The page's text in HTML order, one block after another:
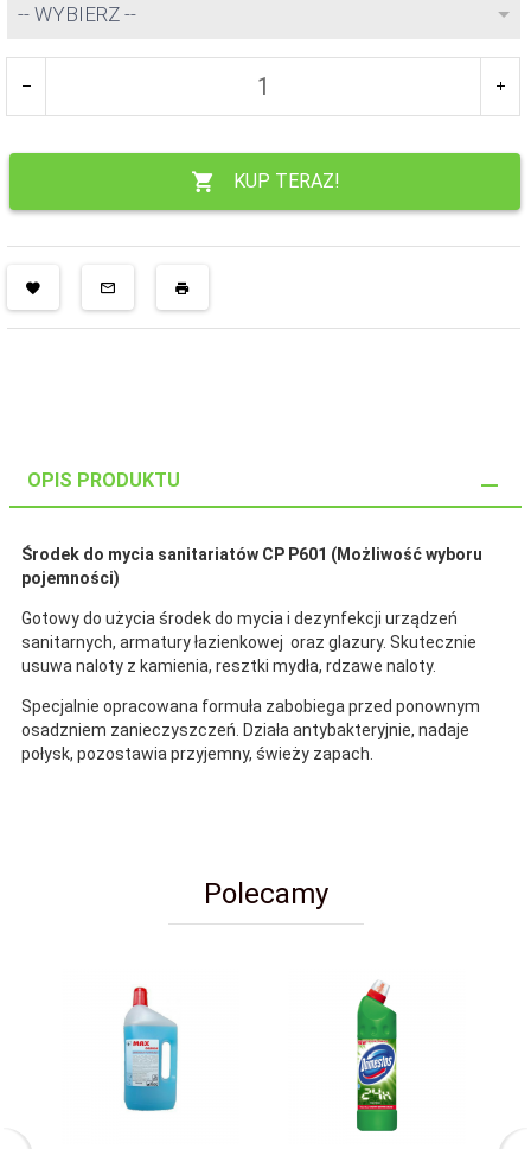
-- WYBIERZ --
KUP TERAZ!
OPIS PRODUKTU
Środek do mycia sanitariatów CP P601 (Możliwość wyboru
pojemności)
Gotowy do użycia środek do mycia i dezynfekcji urządzeń
sanitarnych, armatury łazienkowej oraz glazury. Skutecznie
usuwa naloty z kamienia, resztki mydła, rdzawe naloty.
Specjalnie opracowana formuła zabobiega przed ponownym
osadzniem zanieczyszczeń. Działa antybakteryjnie, nadaje
połysk, pozostawia przyjemny, świeży zapach.
Polecamy